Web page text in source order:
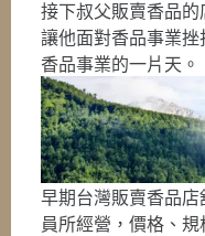
接下叔父販賣香品的
讓他面對香品事業
香品事業的一片天。
早期台灣販賣香品
員所經營，價格、